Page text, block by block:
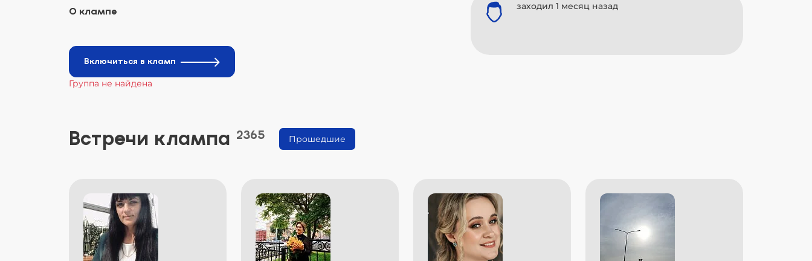
О клампе
Включиться в кламп
заходил 1 месяц назад
Группа не найдена
Встречи клампа 2365 Прошедшие